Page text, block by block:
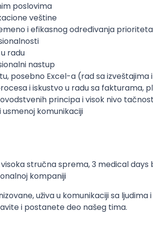
poslovima
veštine
i efikasnog određivanja prioriteta
radu
nastup
posebno Excel-a (rad sa
i iskustvo u radu sa fakturama,
principa i visok nivo
komunikaciji
stručna sprema, 3 medical
kompaniji
uživa u komunikaciji sa
i postanete deo našeg tima.